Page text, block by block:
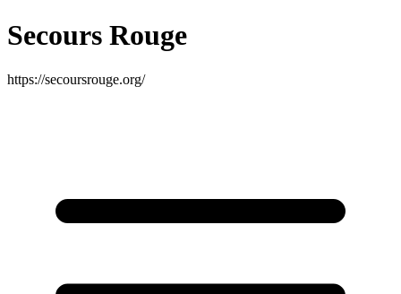
Secours Rouge
https://secoursrouge.org/